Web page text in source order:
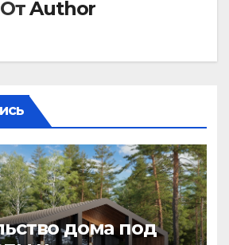
ОтAuthor
дома под